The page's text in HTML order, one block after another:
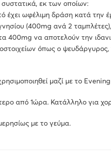
συστατικά, εκ των οποίων:
έχει ωφέλιμη δράση κατά την
(400mg ανά 2
400mg να αποτελούν την
όπως ο
μαζί με το
από 1ώρα. Κατάλληλο για
με το γεύμα.